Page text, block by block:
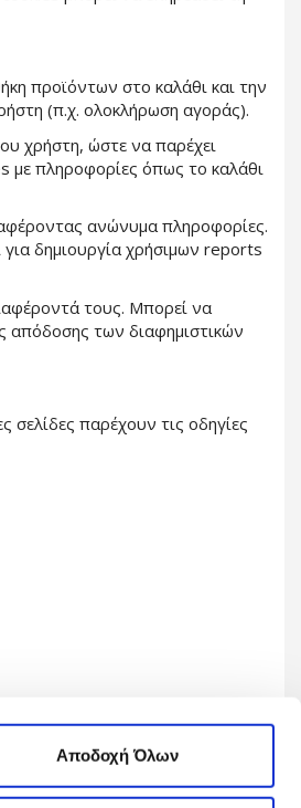
Αποδοχή Όλων
προϊόντων στο καλάθι και την
(π.χ. ολοκλήρωση αγοράς).
χρήστη, ώστε να παρέχει
με πληροφορίες όπως το καλάθι
ανώνυμα πληροφορίες.
δημιουργία χρήσιμων reports
τους. Μπορεί να
απόδοσης των διαφημιστικών
παρέχουν τις οδηγίες